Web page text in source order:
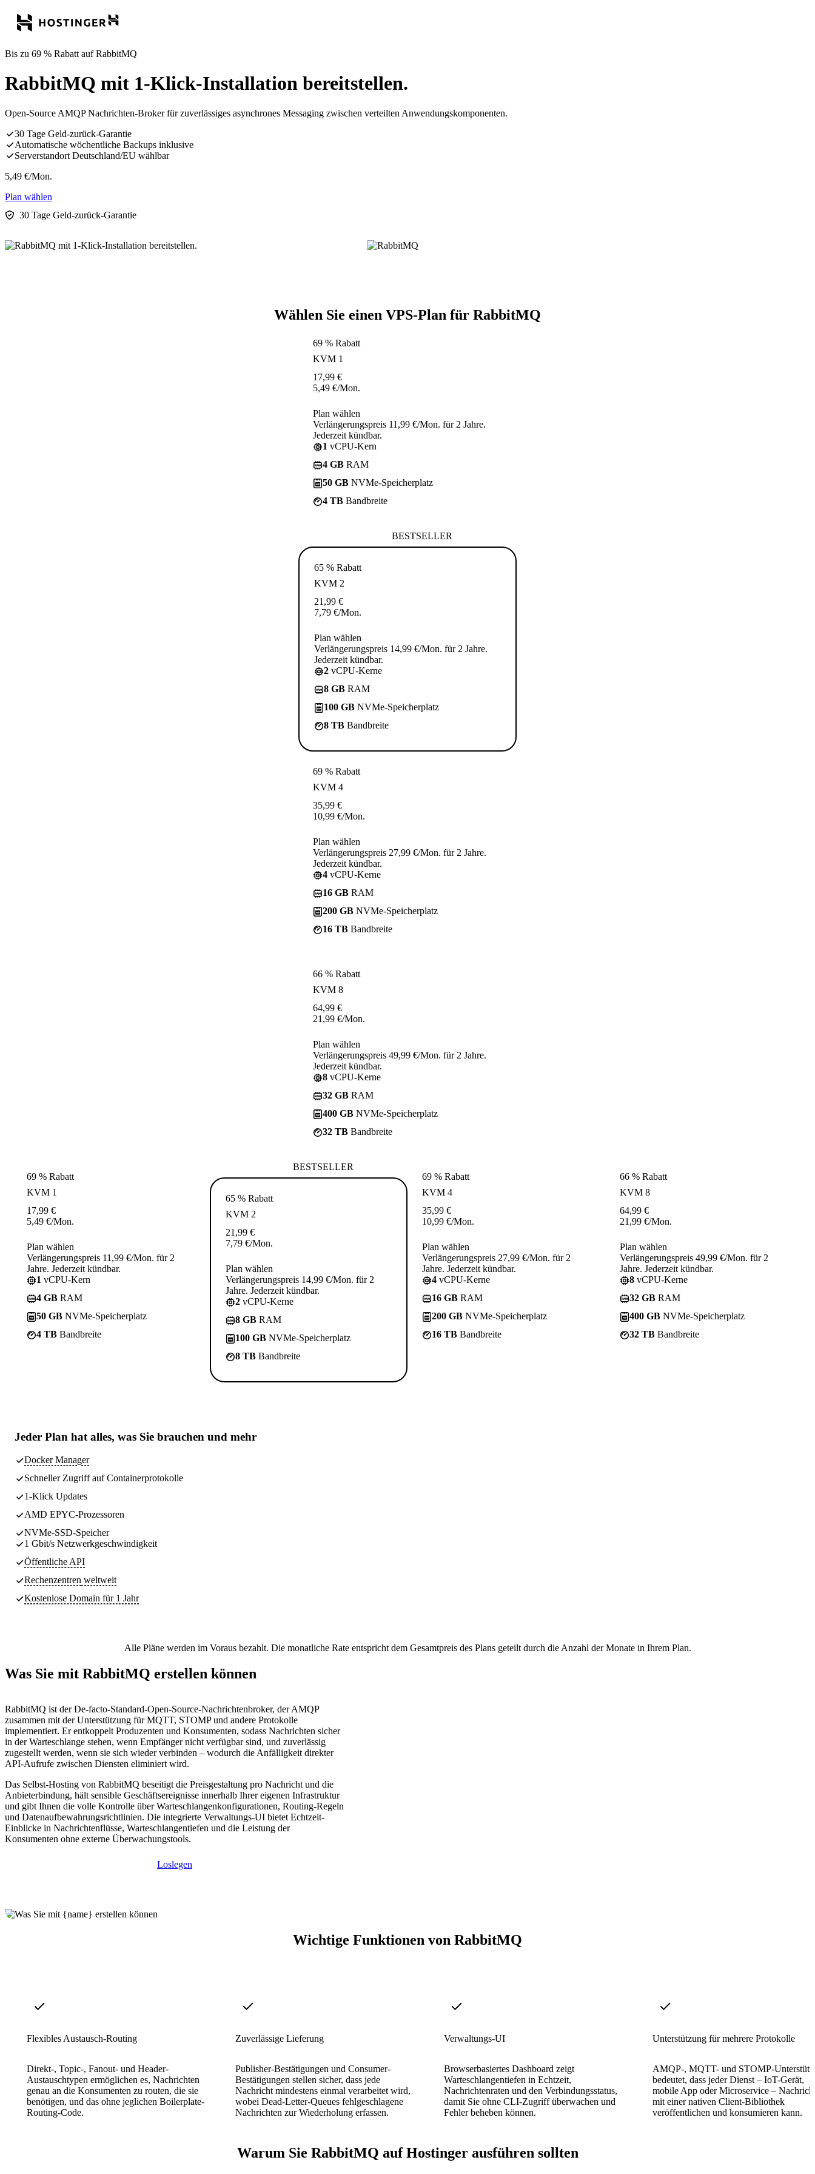
Bis zu 69 % Rabatt auf RabbitMQ
RabbitMQ mit 1-Klick-Installation bereitstellen.
Open-Source AMQP Nachrichten-Broker für zuverlässiges asynchrones Messaging zwischen verteilten Anwendungskomponenten.
30 Tage Geld-zurück-Garantie
Automatische wöchentliche Backups inklusive
Serverstandort Deutschland/EU wählbar
5,49 €/Mon.
Plan wählen
30 Tage Geld-zurück-Garantie
Wählen Sie einen VPS-Plan für RabbitMQ
69 % Rabatt
KVM 1
17,99 €
5,49 €/Mon.
Plan wählen
Verlängerungspreis 11,99 €/Mon. für 2 Jahre.
Jederzeit kündbar.
1 vCPU-Kern
4 GB RAM
50 GB NVMe-Speicherplatz
4 TB Bandbreite
BESTSELLER
65 % Rabatt
KVM 2
21,99 €
7,79 €/Mon.
Plan wählen
Verlängerungspreis 14,99 €/Mon. für 2 Jahre.
Jederzeit kündbar.
2 vCPU-Kerne
8 GB RAM
100 GB NVMe-Speicherplatz
8 TB Bandbreite
69 % Rabatt
KVM 4
35,99 €
10,99 €/Mon.
Plan wählen
Verlängerungspreis 27,99 €/Mon. für 2 Jahre.
Jederzeit kündbar.
4 vCPU-Kerne
16 GB RAM
200 GB NVMe-Speicherplatz
16 TB Bandbreite
66 % Rabatt
KVM 8
64,99 €
21,99 €/Mon.
Plan wählen
Verlängerungspreis 49,99 €/Mon. für 2 Jahre.
Jederzeit kündbar.
8 vCPU-Kerne
32 GB RAM
400 GB NVMe-Speicherplatz
32 TB Bandbreite
69 % Rabatt
KVM 1
17,99 €
5,49 €/Mon.
Plan wählen
Verlängerungspreis 11,99 €/Mon. für 2
Jahre. Jederzeit kündbar.
1 vCPU-Kern
4 GB RAM
50 GB NVMe-Speicherplatz
4 TB Bandbreite
BESTSELLER
65 % Rabatt
KVM 2
21,99 €
7,79 €/Mon.
Plan wählen
Verlängerungspreis 14,99 €/Mon. für 2
Jahre. Jederzeit kündbar.
2 vCPU-Kerne
8 GB RAM
100 GB NVMe-Speicherplatz
8 TB Bandbreite
69 % Rabatt
KVM 4
35,99 €
10,99 €/Mon.
Plan wählen
Verlängerungspreis 27,99 €/Mon. für 2
Jahre. Jederzeit kündbar.
4 vCPU-Kerne
16 GB RAM
200 GB NVMe-Speicherplatz
16 TB Bandbreite
66 % Rabatt
KVM 8
64,99 €
21,99 €/Mon.
Plan wählen
Verlängerungspreis 49,99 €/Mon. für 2
Jahre. Jederzeit kündbar.
8 vCPU-Kerne
32 GB RAM
400 GB NVMe-Speicherplatz
32 TB Bandbreite
Jeder Plan hat alles, was Sie brauchen und mehr
Docker Manager
Schneller Zugriff auf Containerprotokolle
1-Klick Updates
AMD EPYC-Prozessoren
NVMe-SSD-Speicher
1 Gbit/s Netzwerkgeschwindigkeit
Öffentliche API
Rechenzentren weltweit
Kostenlose Domain für 1 Jahr
Alle Pläne werden im Voraus bezahlt. Die monatliche Rate entspricht dem Gesamtpreis des Plans geteilt durch die Anzahl der Monate in Ihrem Plan.
Was Sie mit RabbitMQ erstellen können
RabbitMQ ist der De-facto-Standard-Open-Source-Nachrichtenbroker, der AMQP
zusammen mit der Unterstützung für MQTT, STOMP und andere Protokolle
implementiert. Er entkoppelt Produzenten und Konsumenten, sodass Nachrichten sicher
in der Warteschlange stehen, wenn Empfänger nicht verfügbar sind, und zuverlässig
zugestellt werden, wenn sie sich wieder verbinden – wodurch die Anfälligkeit direkter
API-Aufrufe zwischen Diensten eliminiert wird.
Das Selbst-Hosting von RabbitMQ beseitigt die Preisgestaltung pro Nachricht und die
Anbieterbindung, hält sensible Geschäftsereignisse innerhalb Ihrer eigenen Infrastruktur
und gibt Ihnen die volle Kontrolle über Warteschlangenkonfigurationen, Routing-Regeln
und Datenaufbewahrungsrichtlinien. Die integrierte Verwaltungs-UI bietet Echtzeit-
Einblicke in Nachrichtenflüsse, Warteschlangentiefen und die Leistung der
Konsumenten ohne externe Überwachungstools.
Loslegen
Wichtige Funktionen von RabbitMQ
Flexibles Austausch-Routing
Direkt-, Topic-, Fanout- und Header-
Austauschtypen ermöglichen es, Nachrichten
genau an die Konsumenten zu routen, die sie
benötigen, und das ohne jeglichen Boilerplate-
Routing-Code.
Zuverlässige Lieferung
Publisher-Bestätigungen und Consumer-
Bestätigungen stellen sicher, dass jede
Nachricht mindestens einmal verarbeitet wird,
wobei Dead-Letter-Queues fehlgeschlagene
Nachrichten zur Wiederholung erfassen.
Verwaltungs-UI
Browserbasiertes Dashboard zeigt
Warteschlangentiefen in Echtzeit,
Nachrichtenraten und den Verbindungsstatus,
damit Sie ohne CLI-Zugriff überwachen und
Fehler beheben können.
Unterstützung für mehrere Protokolle
AMQP-, MQTT- und STOMP-
bedeutet, dass jeder Dienst – IoT-Gerät,
mobile App oder Microservice –
mit einer nativen Client-Bibliothek
veröffentlichen und konsumieren kann.
Warum Sie RabbitMQ auf Hostinger ausführen sollten